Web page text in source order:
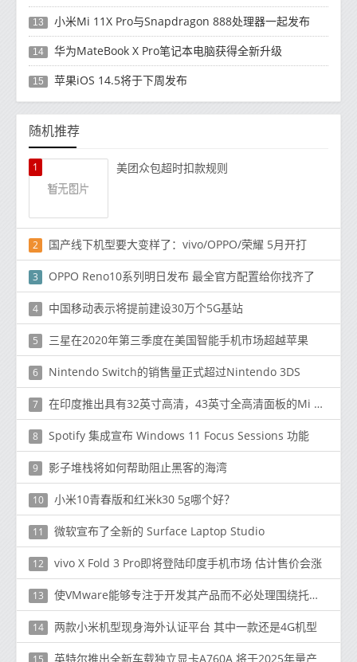
13 小米Mi 11X Pro与Snapdragon 888处理器一起发布
14 华为MateBook X Pro笔记本电脑获得全新升级
15 苹果iOS 14.5将于下周发布
随机推荐
1 美团众包超时扣款规则
2 国产线下机型要大变样了：vivo/OPPO/荣耀 5月开打
3 OPPO Reno10系列明日发布 最全官方配置给你找齐了
4 中国移动表示将提前建设30万个5G基站
5 三星在2020年第三季度在美国智能手机市场超越苹果
6 Nintendo Switch的销售量正式超过Nintendo 3DS
7 在印度推出具有32英寸高清，43英寸全高清面板的Mi TV 4A Horizo​​n Edition
8 Spotify 集成宣布 Windows 11 Focus Sessions 功能
9 影子堆栈将如何帮助阻止黑客的海湾
10 小米10青春版和红米k30 5g哪个好？
11 微软宣布了全新的 Surface Laptop Studio
12 vivo X Fold 3 Pro即将登陆印度手机市场 估计售价会涨
13 使VMware能够专注于开发其产品而不必处理围绕托管它们的问题
14 两款小米机型现身海外认证平台 其中一款还是4G机型
15 英特尔推出全新车载独立显卡A760A 将于2025年量产